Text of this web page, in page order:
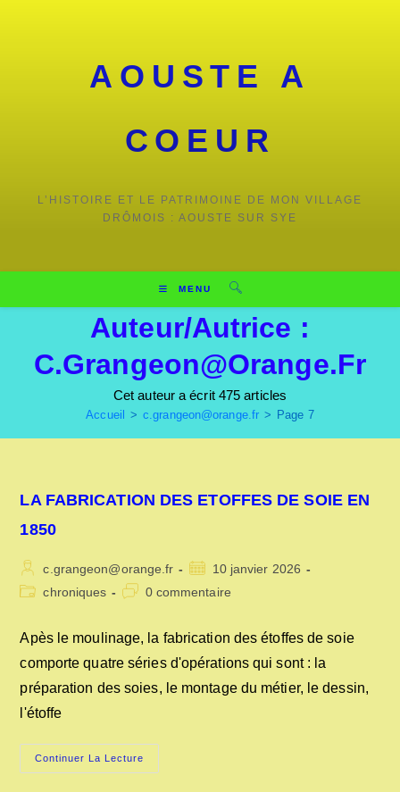
AOUSTE A
COEUR
L’HISTOIRE ET LE PATRIMOINE DE MON VILLAGE
DRÔMOIS : AOUSTE SUR SYE
MENU
Auteur/autrice :
C.grangeon@orange.fr
Cet auteur a écrit 475 articles
Accueil > c.grangeon@orange.fr > Page 7
LA FABRICATION DES ETOFFES DE SOIE EN
1850
Auteur/autrice
de
c.grangeon@orange.fr
Publication
publiée :
10 janvier 2026
Postchroniques
Commentaires
publication :
0 commentaire
Apès le moulinage, la fabrication des étoffes de soie
comporte quatre séries d'opérations qui sont : la
préparation des soies, le montage du métier, le dessin,
l'étoffe
Continuer La Lecture
FABRICATION